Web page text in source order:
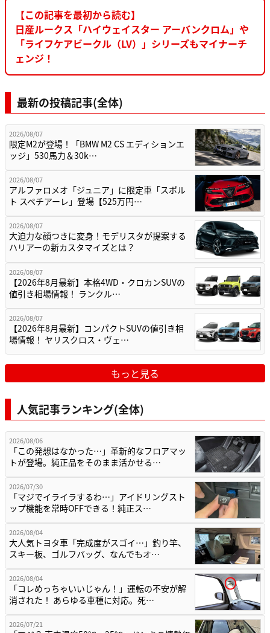
【この記事を最初から読む】
日産ルークス「ハイウェイスター アーバンクロム」や
「ライフケアビークル（LV）」シリーズもマイナーチ
ェンジ！
最新の投稿記事(全体)
2026/08/07
限定M2が登場！「BMW M2 CS エディションエ
ッジ」530馬力＆30k…
2026/08/07
アルファロメオ「ジュニア」に限定車「スポル
ト スペチアーレ」登場【525万円…
2026/08/07
大迫力な顔つきに変身！モデリスタが提案する
ハリアーの新カスタマイズとは？
2026/08/07
【2026年8月最新】本格4WD・クロカンSUVの
値引き相場情報！ ランクル…
2026/08/07
【2026年8月最新】コンパクトSUVの値引き相
場情報！ ヤリスクロス・ヴェ…
もっと見る
人気記事ランキング(全体)
2026/08/06
「この発想はなかった…」革新的なフロアマッ
トが登場。純正品をそのまま活かせる…
2026/07/30
「マジでイライラするわ…」アイドリングスト
ップ機能を常時OFFできる！純正ス…
2026/08/04
大人気トヨタ車「完成度がスゴイ…」釣り竿、
スキー板、ゴルフバッグ、なんでもオ…
2026/08/04
「コレめっちゃいいじゃん！」運転の不安が解
消された！ あらゆる車種に対応。死…
2026/07/21